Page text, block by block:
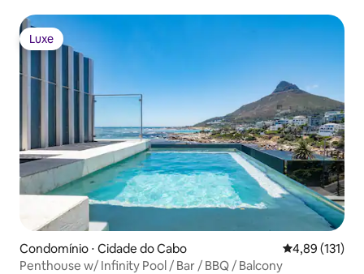
Luxe
Luxe
Condomínio ⋅ Cidade do Cabo 4,89 de uma
4,89 (131)
Penthouse w/ Infinity Pool / Bar / BBQ / Balcony